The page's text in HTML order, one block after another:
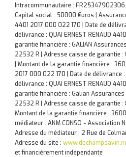
Intracommunautaire : FR25347902306
Capital social : 50000 €uros | Assurance
4401 2017 000 022 170 | Date de
délivrance : QUAI ERNEST RENAUD
garantie financière : GALIAN
22532 R | Adresse caisse de garantie :
| Montant de la garantie financière :
2017 000 022 170 | Date de délivrance
délivrance : QUAI ERNEST RENAUD
garantie financière : Galian Assurances
22532 R | Adresse caisse de garantie :
Montant de la garantie financière :
médiateur : ANM CONSO - Association
Adresse du médiateur : 2 Rue de Colmar
Adresse du site :
et financièrement indépendante